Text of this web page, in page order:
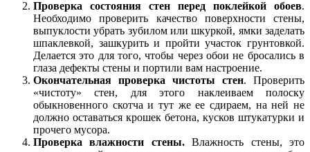
Проверка состояния стен перед поклейкой обоев.
Необходимо проверить качество поверхности стены,
выпуклости убрать зубилом или шкуркой, ямки заделать
шпаклевкой, зашкурить и пройти участок грунтовкой.
Делается это для того, чтобы через обои не бросались в
глаза дефекты стены и портили вам настроение.
Окончательная проверка чистоты стен. Проверить
«чистоту» стен, для этого наклеиваем полоску
обыкновенного скотча и тут же ее сдираем, на ней не
должно оставаться крошек бетона, кусков штукатурки и
прочего мусора.
Проверка влажности стены.Влажность стены, это